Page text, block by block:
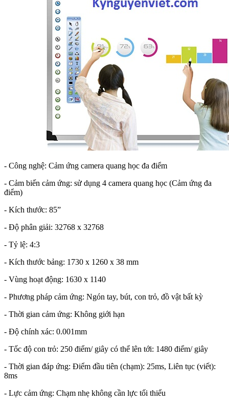
- Công nghệ: Cảm ứng camera quang học đa điểm
- Cảm biến cảm ứng: sử dụng 4 camera quang học (Cảm ứng đa
điểm)
- Kích thước: 85”
- Độ phân giải: 32768 x 32768
- Tỷ lệ: 4:3
- Kích thước bảng: 1730 x 1260 x 38 mm
- Vùng hoạt động: 1630 x 1140
- Phương pháp cảm ứng: Ngón tay, bút, con trỏ, đồ vật bất kỳ
- Thời gian cảm ứng: Không giới hạn
- Độ chính xác: 0.001mm
- Tốc độ con trỏ: 250 điểm/ giây có thể lên tới: 1480 điểm/ giây
- Thời gian đáp ứng: Điểm đầu tiên (chạm): 25ms, Liên tục (viết):
8ms
- Lực cảm ứng: Chạm nhẹ không cần lực tối thiểu